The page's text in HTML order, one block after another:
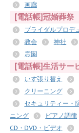
画廊
[電話帳]冠婚葬祭
ブライダルプロデ
教会
神社
霊園
[電話帳]生活サー
いす張り替え
クリーニング
セキュリティー・
ニング
ピアノ調律
CD・DVD・ビデオ